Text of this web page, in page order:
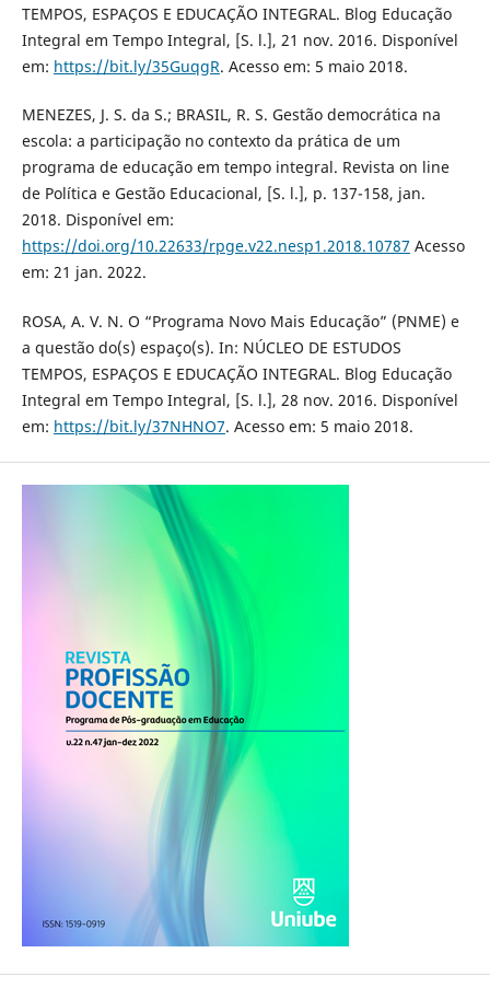
TEMPOS, ESPAÇOS E EDUCAÇÃO INTEGRAL. Blog Educação
Integral em Tempo Integral, [S. l.], 21 nov. 2016. Disponível
em: https://bit.ly/35GuqgR. Acesso em: 5 maio 2018.
MENEZES, J. S. da S.; BRASIL, R. S. Gestão democrática na
escola: a participação no contexto da prática de um
programa de educação em tempo integral. Revista on line
de Política e Gestão Educacional, [S. l.], p. 137-158, jan.
2018. Disponível em:
https://doi.org/10.22633/rpge.v22.nesp1.2018.10787 Acesso
em: 21 jan. 2022.
ROSA, A. V. N. O “Programa Novo Mais Educação” (PNME) e
a questão do(s) espaço(s). In: NÚCLEO DE ESTUDOS
TEMPOS, ESPAÇOS E EDUCAÇÃO INTEGRAL. Blog Educação
Integral em Tempo Integral, [S. l.], 28 nov. 2016. Disponível
em: https://bit.ly/37NHNO7. Acesso em: 5 maio 2018.